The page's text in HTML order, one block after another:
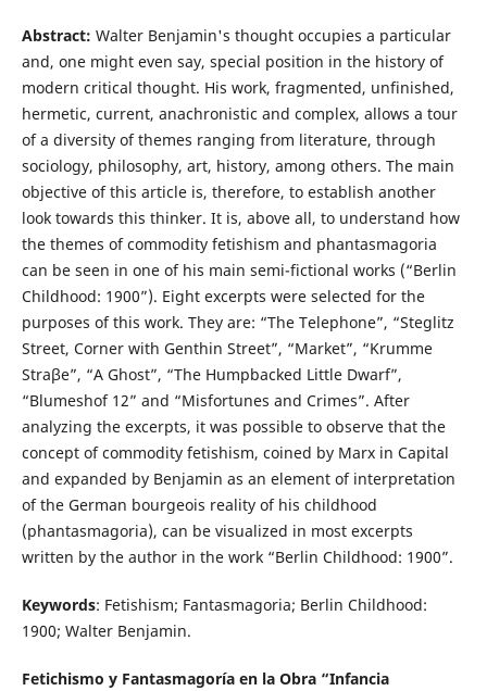
Abstract: Walter Benjamin's thought occupies a particular
and, one might even say, special position in the history of
modern critical thought. His work, fragmented, unfinished,
hermetic, current, anachronistic and complex, allows a tour
of a diversity of themes ranging from literature, through
sociology, philosophy, art, history, among others. The main
objective of this article is, therefore, to establish another
look towards this thinker. It is, above all, to understand how
the themes of commodity fetishism and phantasmagoria
can be seen in one of his main semi-fictional works (“Berlin
Childhood: 1900”). Eight excerpts were selected for the
purposes of this work. They are: “The Telephone”, “Steglitz
Street, Corner with Genthin Street”, “Market”, “Krumme
Straβe”, “A Ghost”, “The Humpbacked Little Dwarf”,
“Blumeshof 12” and “Misfortunes and Crimes”. After
analyzing the excerpts, it was possible to observe that the
concept of commodity fetishism, coined by Marx in Capital
and expanded by Benjamin as an element of interpretation
of the German bourgeois reality of his childhood
(phantasmagoria), can be visualized in most excerpts
written by the author in the work “Berlin Childhood: 1900”.
Keywords: Fetishism; Fantasmagoria; Berlin Childhood:
1900; Walter Benjamin.
Fetichismo y Fantasmagoría en la Obra “Infancia